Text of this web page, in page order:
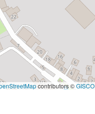
contributors ©GISCO